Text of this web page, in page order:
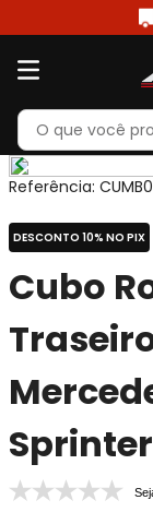
Referência:
DESCONTO 10% NO PIX
Cubo